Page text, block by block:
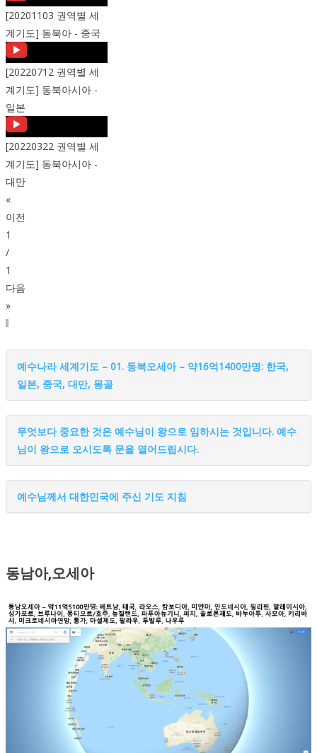
[20201103 권역별 세
계기도] 동북아 - 중국
[20220712 권역별 세
계기도] 동북아시아 -
일본
[20220322 권역별 세
계기도] 동북아시아 -
대만
«
이전
1
/
1
다음
»
예수나라 세계기도 – 01. 동북오세아 – 약16억1400만명: 한국,
일본, 중국, 대만, 몽골
무엇보다 중요한 것은 예수님이 왕으로 임하시는 것입니다. 예수
님이 왕으로 오시도록 문을 열어드립시다.
예수님께서 대한민국에 주신 기도 지침
동남아,오세아